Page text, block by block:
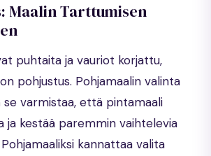
Maalin Tarttumisen
puhtaita ja vauriot korjattu,
pohjustus. Pohjamaalin valinta
se varmistaa, että pintamaali
ja kestää paremmin vaihtelevia
kannattaa valita